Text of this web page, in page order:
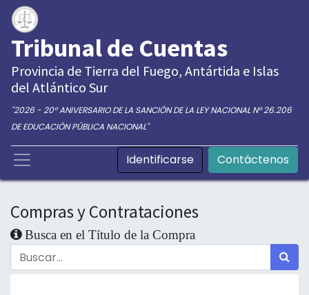
Tribunal de Cuentas
Provincia de Tierra del Fuego, Antártida e Islas
del Atlántico Sur
"2026 - 20° ANIVERSARIO DE LA SANCIÓN DE LA LEY NACIONAL N° 26.206
DE EDUCACIÓN PÚBLICA NACIONAL"
Identificarse Contáctenos
Compras y Contrataciones
Busca en el Título de la Compra